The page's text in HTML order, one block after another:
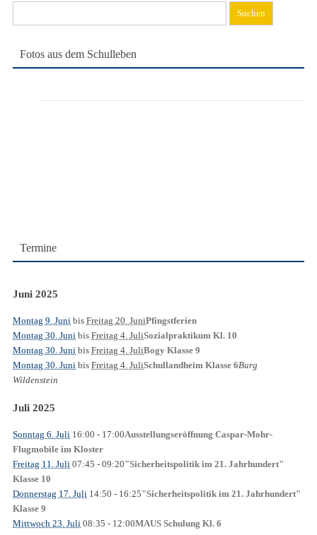
nach:
Fotos aus dem Schulleben
Termine
Juni 2025
Montag 9. Juni bis Freitag 20. JuniPfingstferien
Montag 30. Juni bis Freitag 4. JuliSozialpraktikum Kl. 10
Montag 30. Juni bis Freitag 4. JuliBogy Klasse 9
Montag 30. Juni bis Freitag 4. JuliSchullandheim Klasse 6Burg
Wildenstein
Juli 2025
Sonntag 6. Juli 16:00 - 17:00Ausstellungseröffnung Caspar-Mohr-
Flugmobile im Kloster
Freitag 11. Juli 07:45 - 09:20"Sicherheitspolitik im 21. Jahrhundert"
Klasse 10
Donnerstag 17. Juli 14:50 - 16:25"Sicherheitspolitik im 21. Jahrhundert"
Klasse 9
Mittwoch 23. Juli 08:35 - 12:00MAUS Schulung Kl. 6